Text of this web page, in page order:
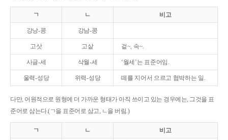
ㄱ ㄴ 비고
강낭-콩 강남-콩
고삿 고샅 겉~, 속~.
사글-세 삭월-세 ‘월세’는 표준어임.
울력-성당 위력-성당 떼를 지어서 으르고 협박하는 일.
다만, 어원적으로 원형에 더 가까운 형태가 아직 쓰이고 있는 경우에는, 그것을 표
준어로 삼는다.(ㄱ을 표준어로 삼고, ㄴ을 버림.)
ㄱ ㄴ 비고